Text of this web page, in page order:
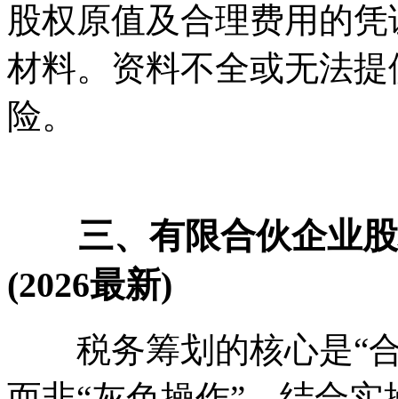
股权原值及合理费用的
材料。资料不全或无法
险。
三、有限合伙企业股
(2026最新)
税务筹划的核心是“合